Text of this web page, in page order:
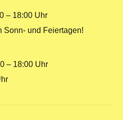
– 18:00 Uhr
Sonn- und Feiertagen!
– 18:00 Uhr